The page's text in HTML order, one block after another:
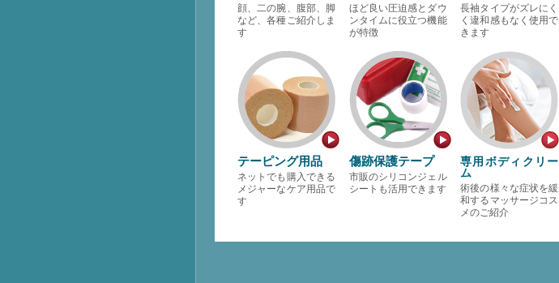
顔、二の腕、腹部、脚
など、各種ご紹介しま
す
ほど良い圧迫感とダウ
ンタイムに役立つ機能
が特徴
長袖タイプがズレにく
く違和感もなく使用で
きます
テーピング用品
ネットでも購入できる
メジャーなケア用品で
す
傷跡保護テープ
市販のシリコンジェル
シートも活用できます
専用ボディクリー
ム
術後の様々な症状を緩
和するマッサージコス
メのご紹介